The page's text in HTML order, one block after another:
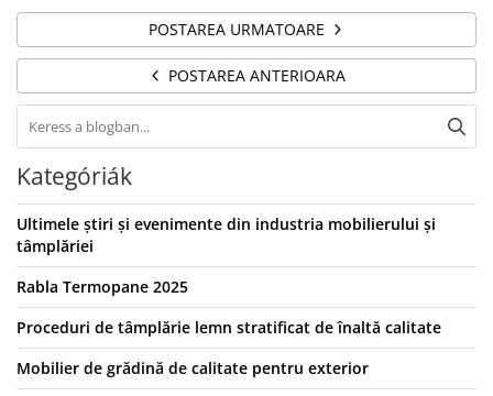
POSTAREA URMATOARE
POSTAREA ANTERIOARA
Kategóriák
Ultimele știri și evenimente din industria mobilierului și
tâmplăriei
Rabla Termopane 2025
Proceduri de tâmplărie lemn stratificat de înaltă calitate
Mobilier de grădină de calitate pentru exterior